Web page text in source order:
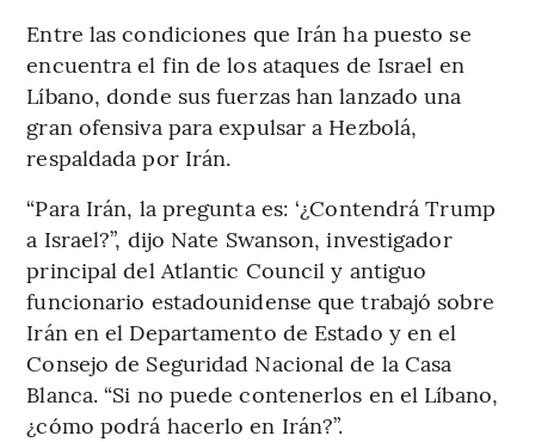
Entre las condiciones que Irán ha puesto se
encuentra el fin de los ataques de Israel en
Líbano, donde sus fuerzas han lanzado una
gran ofensiva para expulsar a Hezbolá,
respaldada por Irán.
“Para Irán, la pregunta es: ‘¿Contendrá Trump
a Israel?”, dijo Nate Swanson, investigador
principal del Atlantic Council y antiguo
funcionario estadounidense que trabajó sobre
Irán en el Departamento de Estado y en el
Consejo de Seguridad Nacional de la Casa
Blanca. “Si no puede contenerlos en el Líbano,
¿cómo podrá hacerlo en Irán?”.